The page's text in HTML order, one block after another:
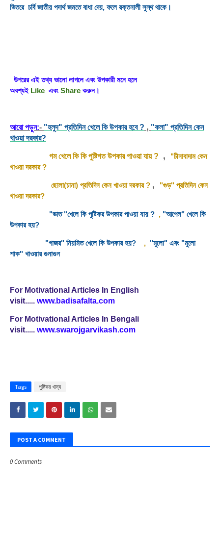
ভিতরে চর্বি জাতীয় পদার্থ জমতে বাধা দেয়, ফলে রক্তনালী সুস্থ থাকে।
উপরের এই তথ্য ভালো লাগলে এবং উপকারী মনে হলে
অবশ্যই Like এবং Share করুন।
আরো পড়ুন:- "হলুদ" প্রতিদিন খেলে কি উপকার হবে ? , "কলা" প্রতিদিন কেন
খাওয়া দরকার?
গম খেলে কি কি পুষ্টিগত উপকার পাওয়া যায় ? ,
"চীনাবাদাম কেন
খাওয়া দরকার ?
ছোলা(চানা) প্রতিদিন কেন খাওয়া দরকার ? ,
"গুড়" প্রতিদিন কেন
খাওয়া দরকার?
"ভাত "খেলে কি পুষ্টিকর উপকার পাওয়া যায় ? , "আপেল" খেলে কি
উপকার হয়?
"গাজর" নিয়মিত খেলে কি উপকার হয়? , "মুলো" এবং "মুলো
শাক" খাওয়ার গুনাগুন
For Motivational Articles In English
visit..... www.badisafalta.com
For Motivational Articles In Bengali
visit..... www.swarojgarvikash.com
Tags পুষ্টিকর খাদ্য
POST A COMMENT
0 Comments